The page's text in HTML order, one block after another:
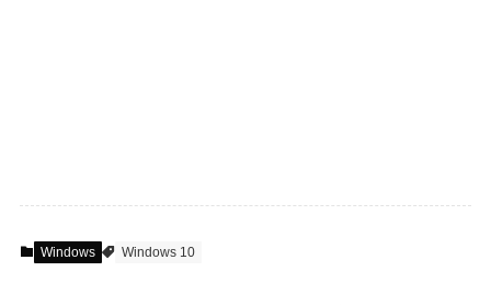
Windows Windows 10